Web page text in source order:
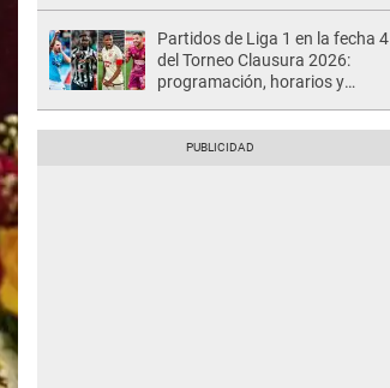
Partidos de Liga 1 en la fecha 4
del Torneo Clausura 2026:
programación, horarios y